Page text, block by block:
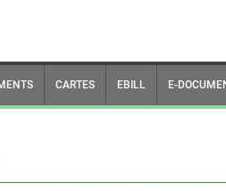
CARTES EBILL E-